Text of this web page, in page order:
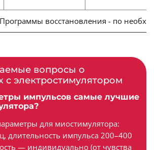
Программы восстановления - по
вопросы о
с электростимулятором
импульсов самые лучшие
для миостимулятора:
длительность импульса 200–400
— индивидуально (от чувства